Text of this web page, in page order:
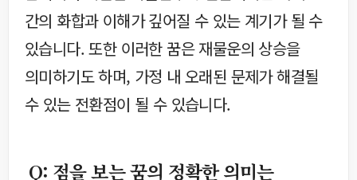
간의 화합과 이해가 깊어질 수 있는 계기가 될 수
있습니다. 또한 이러한 꿈은 재물운의 상승을
의미하기도 하며, 가정 내 오래된 문제가 해결될
수 있는 전환점이 될 수 있습니다.
Q: 점을 보는 꿈의 정확한 의미는